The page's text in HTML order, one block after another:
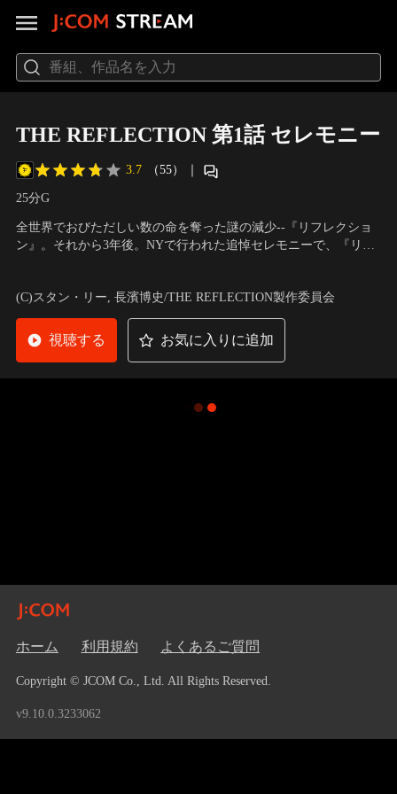
THE REFLECTION 第1話 セレモニー
3.7 （55） ｜
25分G
全世界でおびただしい数の命を奪った謎の減少--『リフレクショ
ン』。それから3年後。NYで行われた追悼セレモニーで、『リフ
たちがいた。果たして彼らは、邪悪な企みを阻止できるのか……
(C)スタン・リー, 長濱博史/THE REFLECTION製作委員会
視聴する お気に入りに追加
ホーム 利用規約 よくあるご質問
Copyright © JCOM Co., Ltd. All Rights Reserved.
v9.10.0.3233062